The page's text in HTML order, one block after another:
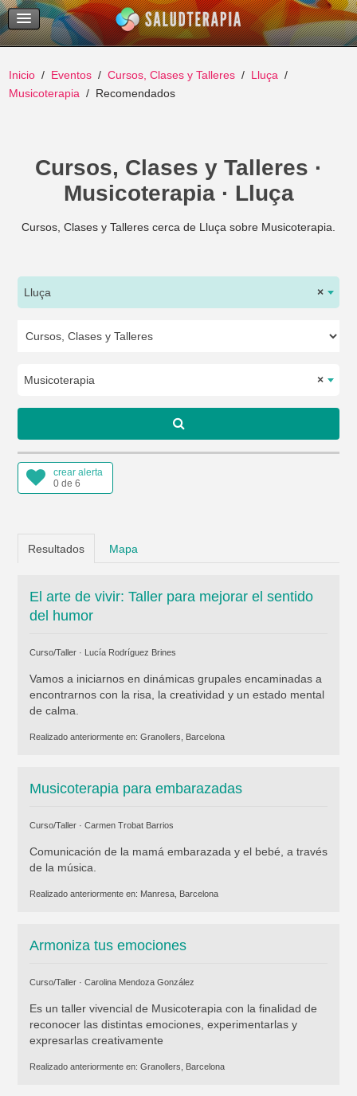
Temas Recientes
Buscar
Inicio Eventos Cursos, Clases y Talleres
Lluça
Musicoterapia
Recomendados
Cursos, Clases y Talleres ·
Musicoterapia · Lluça
Cursos, Clases y Talleres cerca de Lluça sobre Musicoterapia.
×
Lluça
×
Musicoterapia
crear alerta
0 de 6
Resultados Mapa
El arte de vivir: Taller para mejorar el sentido
del humor
Curso/Taller · Lucía Rodríguez Brines
Vamos a iniciarnos en dinámicas grupales encaminadas a
encontrarnos con la risa, la creatividad y un estado mental
de calma.
Realizado anteriormente en: Granollers, Barcelona
Musicoterapia para embarazadas
Curso/Taller · Carmen Trobat Barrios
Comunicación de la mamá embarazada y el bebé, a través
de la música.
Realizado anteriormente en: Manresa, Barcelona
Armoniza tus emociones
Curso/Taller · Carolina Mendoza González
Es un taller vivencial de Musicoterapia con la finalidad de
reconocer las distintas emociones, experimentarlas y
expresarlas creativamente
Realizado anteriormente en: Granollers, Barcelona